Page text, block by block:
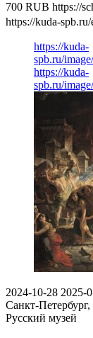
700 RUB https://
https://kuda-
https://kuda-
spb.ru/
https://kuda-
spb.ru/
2024-10-28 2025-
Санкт-
Русский музей